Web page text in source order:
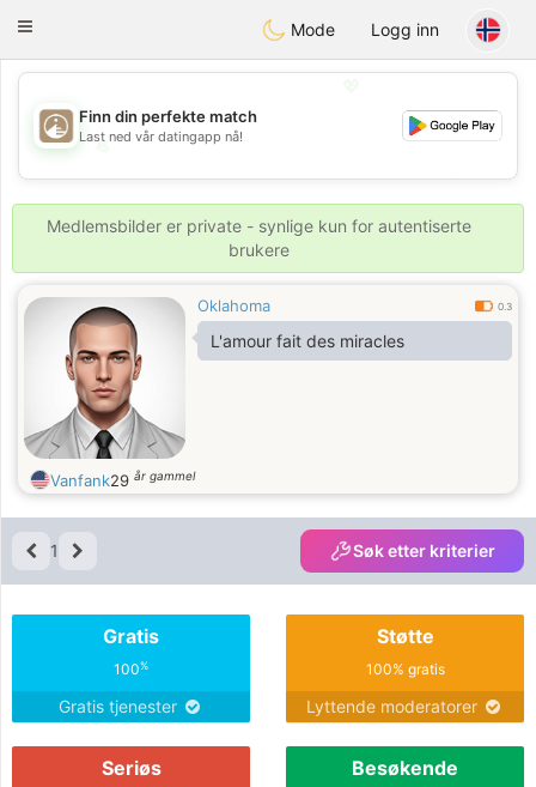
ahebik
Toggle
Mode Logg inn
💖
💕
💕
Finn din perfekte match
Last ned vår datingapp nå!
Medlemsbilder er private - synlige kun for autentiserte
brukere
Oklahoma 0.3
L'amour fait des miracles
Vanfank29 år gammel
1 Søk etter kriterier
Gratis
100%
Gratis tjenester
Støtte
100% gratis
Lyttende moderatorer
Seriøs Besøkende